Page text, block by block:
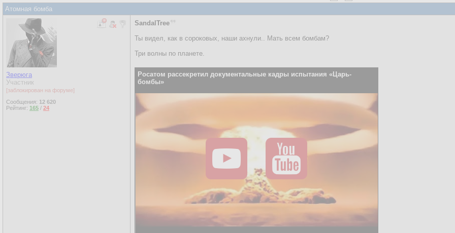
Атомная бомба
Зверюга
Участник
[заблокирован на форуме]
Сообщения: 12 620
Рейтинг: 165 / 24
SandalTree
Ты видел, как в сороковых, наши ахнули.. Мать всем бомбам?
Три волны по планете.
Росатом рассекретил документальные кадры испытания «Царь-
бомбы»